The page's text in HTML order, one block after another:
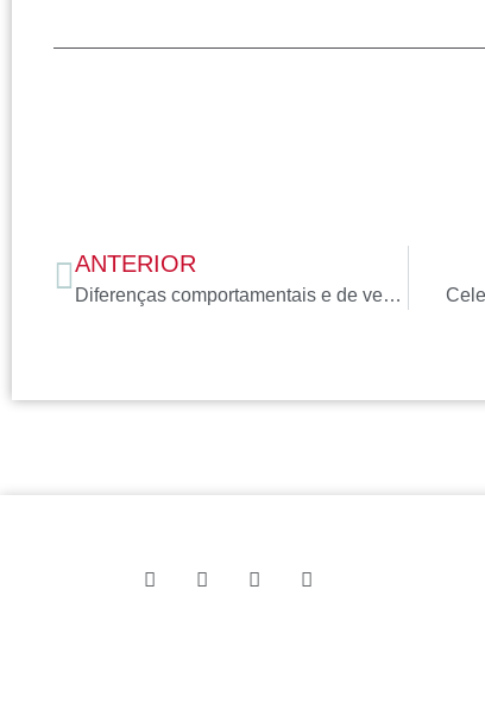
ANTERIOR
Diferenças comportamentais e de vestimenta pós-pandemia